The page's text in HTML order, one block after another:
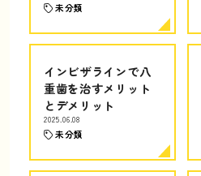
未分類
インビザラインで八
重歯を治すメリット
とデメリット
2025.06.08
未分類